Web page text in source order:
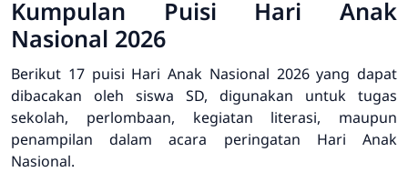
Kumpulan Puisi Hari Anak
Nasional 2026
Berikut 17 puisi Hari Anak Nasional 2026 yang dapat
dibacakan oleh siswa SD, digunakan untuk tugas
sekolah, perlombaan, kegiatan literasi, maupun
penampilan dalam acara peringatan Hari Anak
Nasional.